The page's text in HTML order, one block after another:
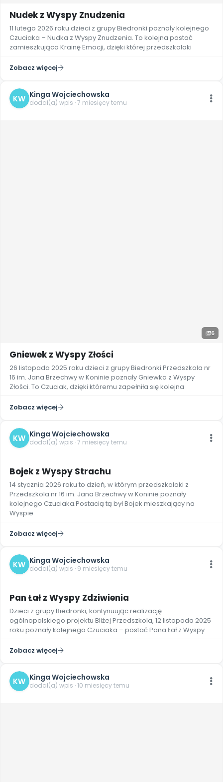
Nudek z Wyspy Znudzenia
11 lutego 2026 roku dzieci z grupy Biedronki poznały kolejnego
Czuciaka – Nudka z Wyspy Znudzenia. To kolejna postać
zamieszkująca Krainę Emocji, dzięki której przedszkolaki
Zobacz więcej
KW Kinga Wojciechowska
dodał(a) wpis · 7 miesięcy temu
6
Gniewek z Wyspy Złości
26 listopada 2025 roku dzieci z grupy Biedronki Przedszkola nr
16 im. Jana Brzechwy w Koninie poznały Gniewka z Wyspy
Złości. To Czuciak, dzięki któremu zapełniła się kolejna
Zobacz więcej
KW Kinga Wojciechowska
dodał(a) wpis · 7 miesięcy temu
Bojek z Wyspy Strachu
14 stycznia 2026 roku to dzień, w którym przedszkolaki z
Przedszkola nr 16 im. Jana Brzechwy w Koninie poznały
kolejnego Czuciaka.Postacią tą był Bojek mieszkający na
Wyspie
Zobacz więcej
KW Kinga Wojciechowska
dodał(a) wpis · 9 miesięcy temu
Pan Łał z Wyspy Zdziwienia
Dzieci z grupy Biedronki, kontynuując realizację
ogólnopolskiego projektu Bliżej Przedszkola, 12 listopada 2025
roku poznały kolejnego Czuciaka – postać Pana Łał z Wyspy
Zobacz więcej
KW Kinga Wojciechowska
dodał(a) wpis · 10 miesięcy temu